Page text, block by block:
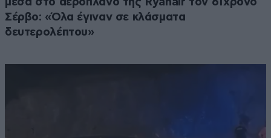
Σέρβο: «Όλα έγιναν σε κλάσματα
δευτερολέπτου»